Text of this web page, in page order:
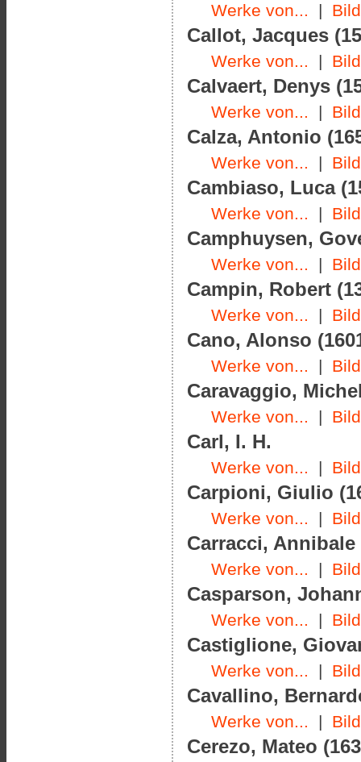
Werke von... |
Callot, Jacques
Werke von... |
Calvaert, Denys
Werke von... |
Calza, Antonio
Werke von... |
Cambiaso, Luca
Werke von... |
Camphuysen,
Werke von... |
Campin, Robert
Werke von... |
Cano, Alonso
Werke von... |
Caravaggio,
Werke von... |
Carl, I. H.
Werke von... |
Carpioni, Giulio
Werke von... |
Carracci, Annibale
Werke von... |
Casparson,
Werke von... |
Castiglione,
Werke von... |
Cavallino,
Werke von... |
Cerezo, Mateo